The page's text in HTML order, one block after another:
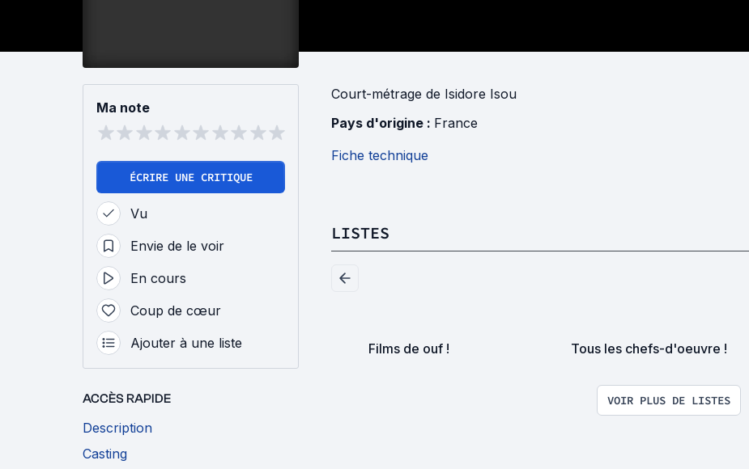
Ma note
ÉCRIRE UNE CRITIQUE
Vu
Envie de le voir
En cours
Coup de cœur
Ajouter à une liste
ACCÈS RAPIDE
Description
Casting
Court-métrage de Isidore Isou
Pays d'origine : France
Fiche technique
LISTES
Films de ouf ! Tous les chefs-d'oeuvre !
VOIR PLUS DE LISTES